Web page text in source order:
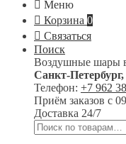
Меню
Корзина 0
Связаться
Поиск
Воздушные шары
Санкт-Петербург,
Телефон: +7 962
Приём заказов с
Доставка 24/7
Искать: